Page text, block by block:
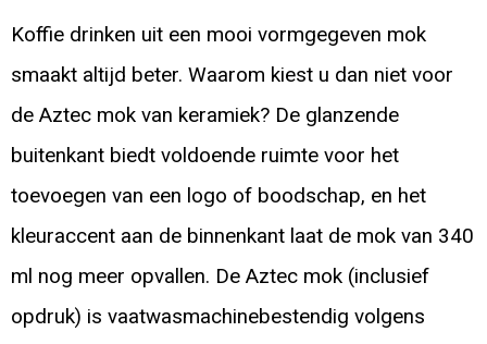
Koffie drinken uit een mooi vormgegeven mok
smaakt altijd beter. Waarom kiest u dan niet voor
de Aztec mok van keramiek? De glanzende
buitenkant biedt voldoende ruimte voor het
toevoegen van een logo of boodschap, en het
kleuraccent aan de binnenkant laat de mok van 340
ml nog meer opvallen. De Aztec mok (inclusief
opdruk) is vaatwasmachinebestendig volgens